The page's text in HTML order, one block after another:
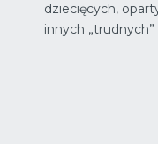
dziecięcych,
innych